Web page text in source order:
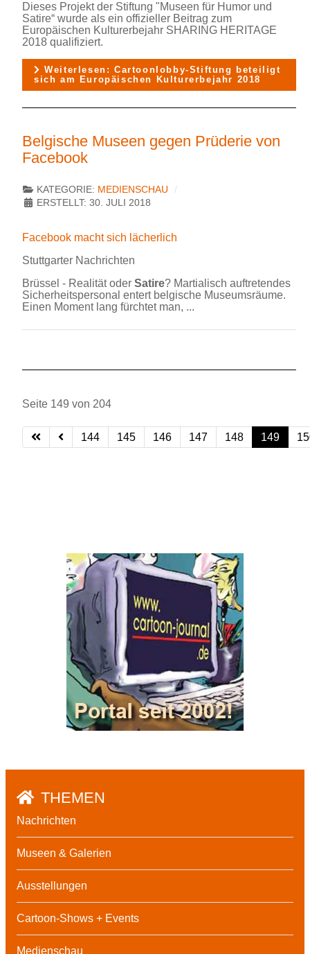
Dieses Projekt der Stiftung "Museen für Humor und
Satire“ wurde als ein offizieller Beitrag zum
Europäischen Kulturerbejahr SHARING HERITAGE
2018 qualifiziert.
Weiterlesen: Cartoonlobby-Stiftung beteiligt
sich am Europäischen Kulturerbejahr 2018
Belgische Museen gegen Prüderie von
Facebook
KATEGORIE: MEDIENSCHAU
ERSTELLT: 30. JULI 2018
Facebook macht sich lächerlich
Stuttgarter Nachrichten
Brüssel - Realität oder Satire? Martialisch auftretendes
Sicherheitspersonal entert belgische Museumsräume.
Einen Moment lang fürchtet man, ...
Seite 149 von 204
144 145 146 147 148 149
THEMEN
Nachrichten
Museen & Galerien
Ausstellungen
Cartoon-Shows + Events
Medienschau